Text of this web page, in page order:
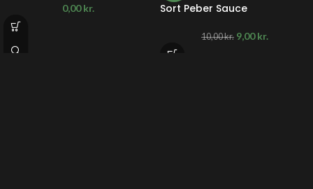
0,00kr. Sort Peber Sauce
10,00kr. 9,00kr.